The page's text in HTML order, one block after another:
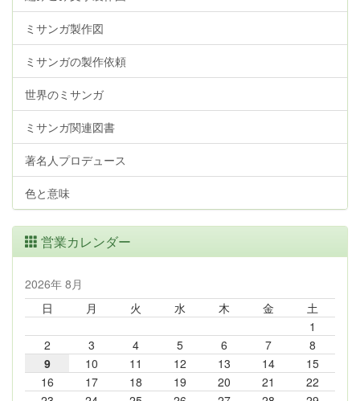
ミサンガ製作図
ミサンガの製作依頼
世界のミサンガ
ミサンガ関連図書
著名人プロデュース
色と意味
営業カレンダー
2026年 8月
日
月 火 水 木 金
土
1
2
3 4 5 6 7
8
9
10 11 12 13 14
15
16
17 18 19 20 21
22